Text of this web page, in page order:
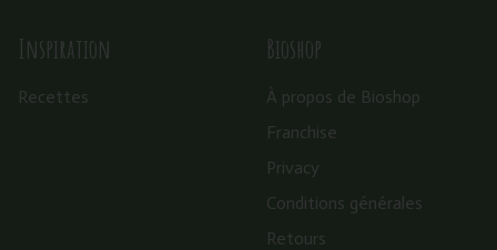
Inspiration
Recettes
Bioshop
À propos de Bioshop
Franchise
Privacy
Conditions générales
Retours